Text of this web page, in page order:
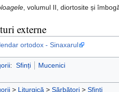
, volumul II, diortosite și
externe
ortodox - Sinaxarul
: Sfinți Mucenici
> Liturgică > Sărbători > Sfinți